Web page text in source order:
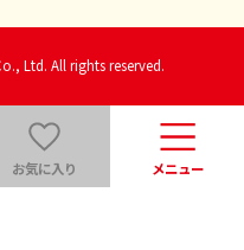
Ltd. All rights reserved.
お気に入り メニュー